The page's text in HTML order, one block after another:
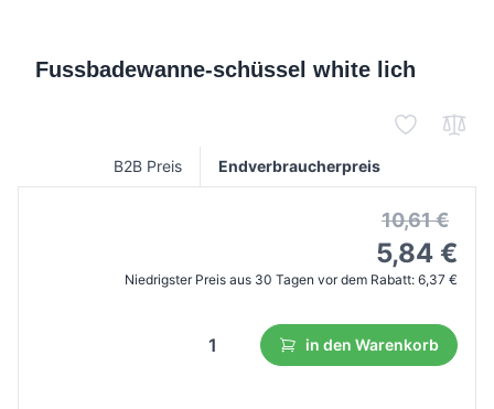
Fussbadewanne-schüssel white lich
B2B Preis Endverbraucherpreis
10,61 €
5,84 €
Niedrigster Preis aus 30 Tagen vor dem Rabatt: 6,37 €
in den Warenkorb